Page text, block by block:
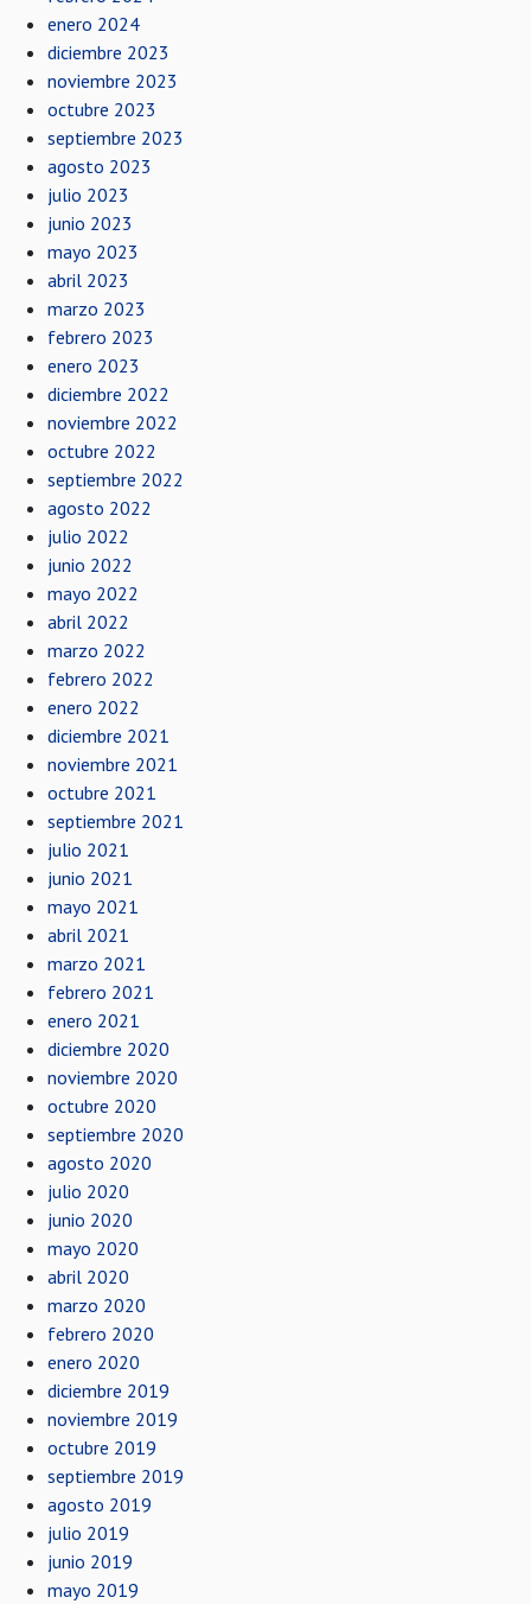
enero 2024
diciembre 2023
noviembre 2023
octubre 2023
septiembre 2023
agosto 2023
julio 2023
junio 2023
mayo 2023
abril 2023
marzo 2023
febrero 2023
enero 2023
diciembre 2022
noviembre 2022
octubre 2022
septiembre 2022
agosto 2022
julio 2022
junio 2022
mayo 2022
abril 2022
marzo 2022
febrero 2022
enero 2022
diciembre 2021
noviembre 2021
octubre 2021
septiembre 2021
julio 2021
junio 2021
mayo 2021
abril 2021
marzo 2021
febrero 2021
enero 2021
diciembre 2020
noviembre 2020
octubre 2020
septiembre 2020
agosto 2020
julio 2020
junio 2020
mayo 2020
abril 2020
marzo 2020
febrero 2020
enero 2020
diciembre 2019
noviembre 2019
octubre 2019
septiembre 2019
agosto 2019
julio 2019
junio 2019
mayo 2019